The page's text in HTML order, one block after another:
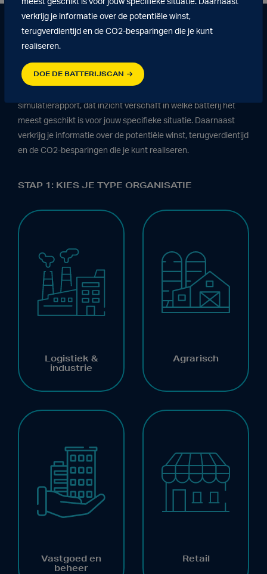
meest geschikt is voor jouw specifieke situatie. Daarnaast
verkrijg je informatie over de potentiële winst,
terugverdientijd en de CO2-besparingen die je kunt
realiseren.
DOE DE BATTERIJSCAN
Welke batterij oplossing past bij jouw
organisatie?
Batterijscan
simulatierapport, dat inzicht verschaft in welke batterij het
meest geschikt is voor jouw specifieke situatie. Daarnaast
verkrijg je informatie over de potentiële winst, terugverdientijd
en de CO2-besparingen die je kunt realiseren.
STAP 1: KIES JE TYPE ORGANISATIE
Logistiek &
industrie
Agrarisch
Vastgoed en
beheer
Retail